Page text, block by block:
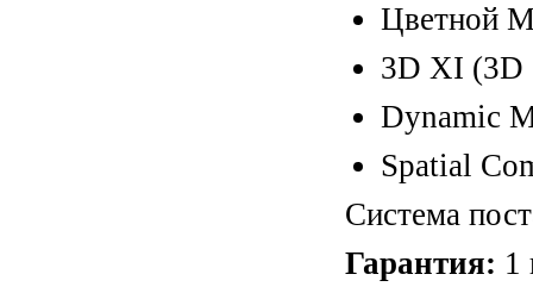
Цветной
3D XI (3D
Dynamic
Spatial
Система
Гарантия: 1